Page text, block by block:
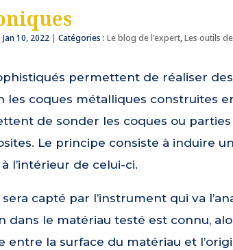
10, 2022 | Catégories :Le blog de l'expert,Les outils
permettent de réaliser
les coques métalliques construites
de sonder les coques ou parties
Le principe consiste à induire
l’intérieur de celui-ci.
sera capté par l’instrument qui va
dans le matériau testé est connu,
entre la surface du matériau et